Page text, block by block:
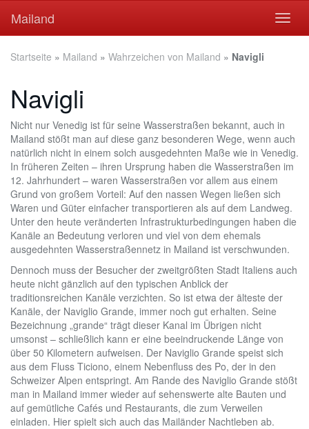
main
Mailand
Startseite » Mailand » Wahrzeichen von Mailand » Navigli
Navigli
Nicht nur Venedig ist für seine Wasserstraßen bekannt, auch in
Mailand stößt man auf diese ganz besonderen Wege, wenn auch
natürlich nicht in einem solch ausgedehnten Maße wie in Venedig.
In früheren Zeiten – ihren Ursprung haben die Wasserstraßen im
12. Jahrhundert – waren Wasserstraßen vor allem aus einem
Grund von großem Vorteil: Auf den nassen Wegen ließen sich
Waren und Güter einfacher transportieren als auf dem Landweg.
Unter den heute veränderten Infrastrukturbedingungen haben die
Kanäle an Bedeutung verloren und viel von dem ehemals
ausgedehnten Wasserstraßennetz in Mailand ist verschwunden.
Dennoch muss der Besucher der zweitgrößten Stadt Italiens auch
heute nicht gänzlich auf den typischen Anblick der
traditionsreichen Kanäle verzichten. So ist etwa der älteste der
Kanäle, der Naviglio Grande, immer noch gut erhalten. Seine
Bezeichnung „grande“ trägt dieser Kanal im Übrigen nicht
umsonst – schließlich kann er eine beeindruckende Länge von
über 50 Kilometern aufweisen. Der Naviglio Grande speist sich
aus dem Fluss Ticiono, einem Nebenfluss des Po, der in den
Schweizer Alpen entspringt. Am Rande des Naviglio Grande stößt
man in Mailand immer wieder auf sehenswerte alte Bauten und
auf gemütliche Cafés und Restaurants, die zum Verweilen
einladen. Hier spielt sich auch das Mailänder Nachtleben ab.